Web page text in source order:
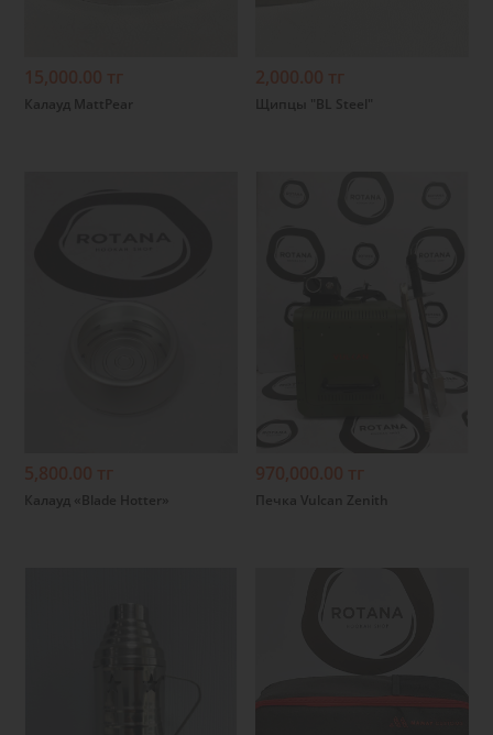
15,000.00 тг
Калауд MattPear
2,000.00 тг
Щипцы "BL Steel"
5,800.00 тг
Калауд «Blade Hotter»
970,000.00 тг
Печка Vulcan Zenith